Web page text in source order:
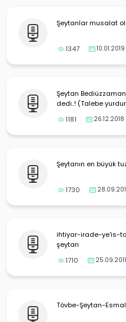
Şeytanlar musalat
1347 10.01.2019
Şeytan
dedi..! (Talebe
1181
26.12.2018
Şeytanın en büyük
1730
ihtiyar-irade-ye'is-
şeytan
1710
Tövbe-Şeytan-